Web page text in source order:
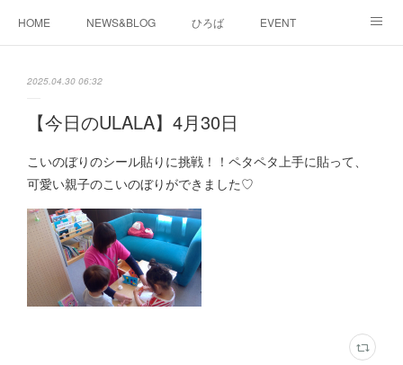
HOME NEWS&BLOG ひろば EVENT
2025.04.30 06:32
【今日のULALA】4月30日
こいのぼりのシール貼りに挑戦！！ペタペタ上手に貼って、
可愛い親子のこいのぼりができました♡